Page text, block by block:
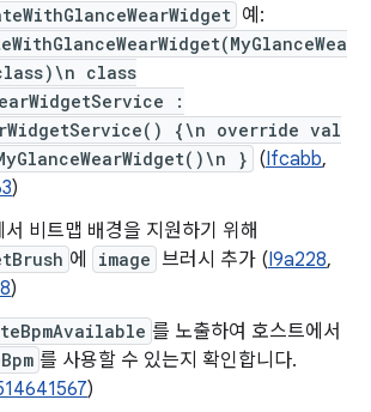
예:
class
:
{\n override val
} (Ifcabb,
)
비트맵 배경을 지원하기 위해
에 image 브러시 추가 (I9a228,
)
를 노출하여 호스트에서
를 사용할 수 있는지 확인합니다.
)